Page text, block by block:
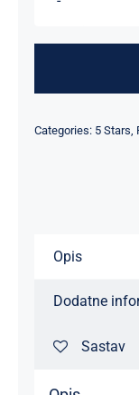
Categories: 5 Stars
Opis
Dodatne
Sastav